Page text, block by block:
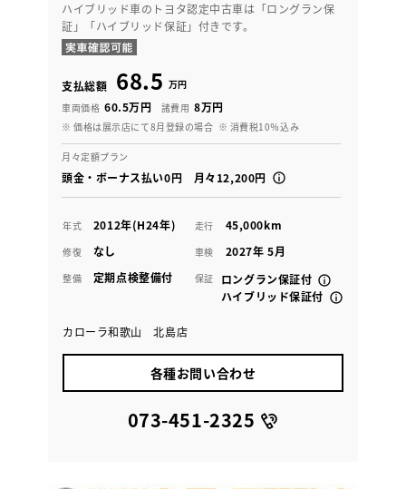
ハイブリッド車のトヨタ認定中古車は「ロングラン保
証」「ハイブリッド保証」付きです。
支払総額 68.5 万円
車両価格 60.5万円 諸費用 8万円
※ 価格は展示店にて8月登録の場合 ※ 消費税10％込み
月々定額プラン
頭金・ボーナス払い0円 月々12,200円
年式 2012年(H24年) 走行 45,000km
修復 なし 車検 2027年 5月
整備 定期点検整備付 保証
ロングラン保証付
ハイブリッド保証付
カローラ和歌山 北島店
各種お問い合わせ
073-451-2325